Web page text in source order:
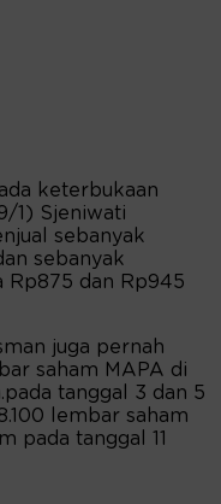
keterbukaan
1) Sjeniwati
sebanyak
sebanyak
Rp875 dan Rp945
juga pernah
saham MAPA di
tanggal 3 dan 5
lembar saham
pada tanggal 11